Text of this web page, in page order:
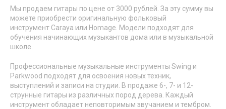
Мы продаем гитары по цене от 3000 рублей. За эту сумму вы
можете приобрести оригинальную фольковый
инструмент Caraya или Homage. Модели подходят для
обучения начинающих музыкантов дома или в музыкальной
школе.
Профессиональные музыкальные инструменты Swing и
Parkwood подходят для освоения новых техник,
выступлений и записи на студии. В продаже 6-, 7- и 12-
струнные гитары из различных пород дерева. Каждый
инструмент обладает неповторимым звучанием и тембром.